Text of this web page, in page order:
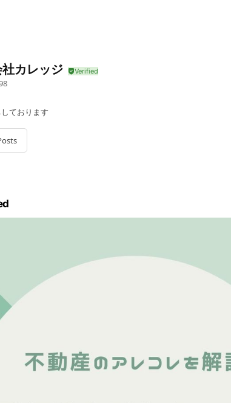
カレッジ
ております